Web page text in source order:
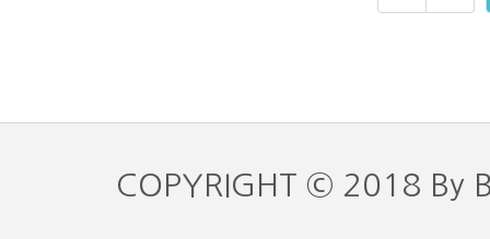
COPYRIGHT © 2018 By